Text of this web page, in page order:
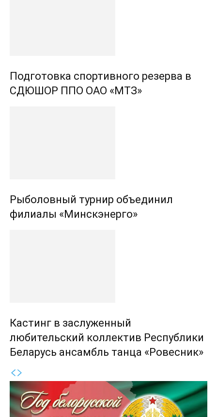
Подготовка спортивного резерва в
СДЮШОР ППО ОАО «МТЗ»
Рыболовный турнир объединил
филиалы «Минскэнерго»
Кастинг в заслуженный
любительский коллектив Республики
Беларусь ансамбль танца «Ровесник»